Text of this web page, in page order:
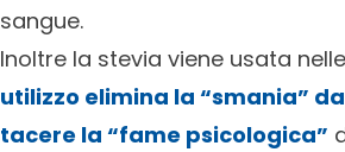
sangue.
Inoltre la stevia viene usata
utilizzo elimina la “smania”
tacere la “fame psicologica”